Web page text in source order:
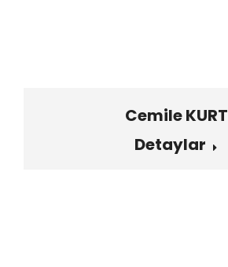
Cemile KURT
Detaylar